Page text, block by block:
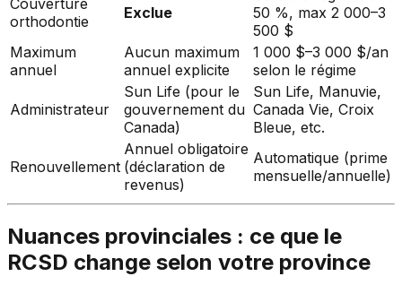
orthodontie
Exclue
50 %, max 2 000–3
500 $
Maximum
annuel
Aucun maximum
annuel explicite
1 000 $–3 000 $/an
selon le régime
Administrateur
Sun Life (pour le
gouvernement du
Canada)
Sun Life, Manuvie,
Canada Vie, Croix
Bleue, etc.
Renouvellement
Annuel obligatoire
(déclaration de
revenus)
Automatique (prime
mensuelle/annuelle)
Nuances provinciales : ce que le
RCSD change selon votre province